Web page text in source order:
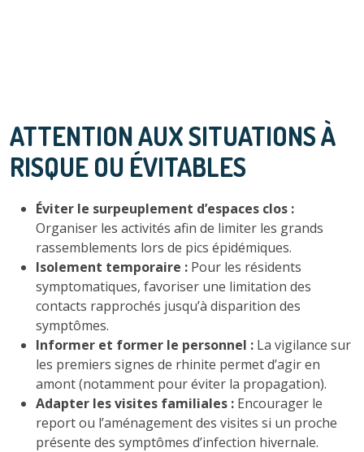
ATTENTION AUX SITUATIONS À
RISQUE OU ÉVITABLES
Éviter le surpeuplement d’espaces clos :
Organiser les activités afin de limiter les grands
rassemblements lors de pics épidémiques.
Isolement temporaire : Pour les résidents
symptomatiques, favoriser une limitation des
contacts rapprochés jusqu’à disparition des
symptômes.
Informer et former le personnel : La vigilance sur
les premiers signes de rhinite permet d’agir en
amont (notamment pour éviter la propagation).
Adapter les visites familiales : Encourager le
report ou l’aménagement des visites si un proche
présente des symptômes d’infection hivernale.